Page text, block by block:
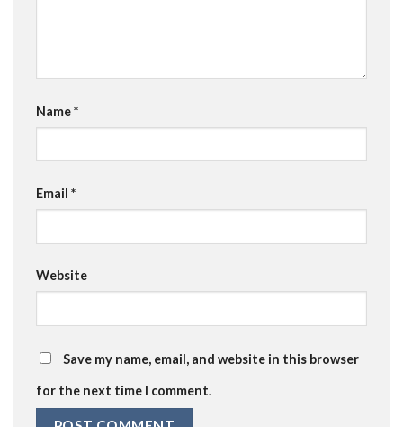
Name*
Email *
Website
Save my name, email, and website in this browser
for the next time I comment.